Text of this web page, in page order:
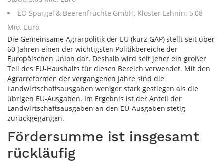
EO Spargel & Beerenfrüchte GmbH, Kloster Lehnin: 5,08
Mio. Euro
Die Gemeinsame Agrarpolitik der EU (kurz GAP) stellt seit über
60 Jahren einen der wichtigsten Politikbereiche der
Europäischen Union dar. Deshalb wird seit jeher ein großer
Teil des EU-Haushalts für diesen Bereich verwendet. Mit den
Agrarreformen der vergangenen Jahre sind die
Landwirtschaftsausgaben weniger stark gestiegen als die
übrigen EU-Ausgaben. Im Ergebnis ist der Anteil der
Landwirtschaftsausgaben an den EU-Ausgaben stetig
zurückgegangen.
Fördersumme ist insgesamt
rückläufig